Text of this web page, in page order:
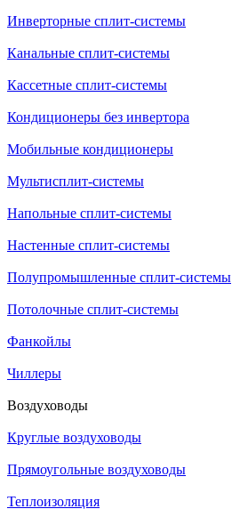
Инверторные сплит-системы
Канальные сплит-системы
Кассетные сплит-системы
Кондиционеры без инвертора
Мобильные кондиционеры
Мультисплит-системы
Напольные сплит-системы
Настенные сплит-системы
Полупромышленные сплит-системы
Потолочные сплит-системы
Фанкойлы
Чиллеры
Воздуховоды
Круглые воздуховоды
Прямоугольные воздуховоды
Теплоизоляция